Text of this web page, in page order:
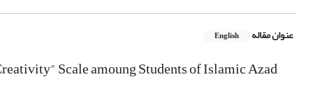
عنوان مقاله English
Scale amoung Students of Islamic Azad